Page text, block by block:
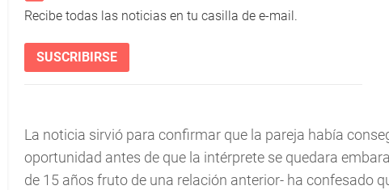
Recibe todas las noticias en tu casilla de e-mail.
SUSCRIBIRSE
La noticia sirvió para confirmar que la pareja había
oportunidad antes de que la intérprete se quedara
de 15 años fruto de una relación anterior- ha confesado